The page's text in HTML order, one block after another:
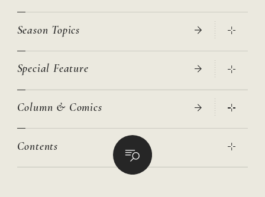
Season Topics
真夏のひんやりグッズ 2026
ニトリ・イケア・無印良品で賢くおしゃれなインテリア
絶品、お餅レシピ大集合！
世界のサンタさんに会って来た！
Special Feature
2026年春夏 トレンドファッションニュース
女子旅おすすめスポット 暮らすように心地いいリンネル旅ガイ
幸せな老後のための リンネルマネー講座
Column & Comics
ぐれいさん
明日もいい日になりますように
Contents